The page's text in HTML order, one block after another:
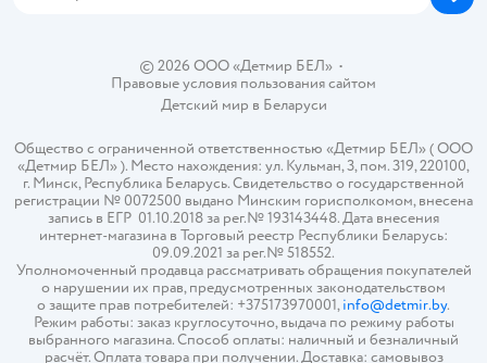
© 2026 ООО «Детмир БЕЛ»•
Правовые условия пользования сайтом
Детский мир в Беларуси
Общество с ограниченной ответственностью «Детмир БЕЛ» ( ООО
«Детмир БЕЛ» ). Место нахождения: ул. Кульман, 3, пом. 319, 220100,
г. Минск, Республика Беларусь. Свидетельство о государственной
регистрации № 0072500 выдано Минским горисполкомом, внесена
запись в ЕГР 01.10.2018 за рег.№ 193143448. Дата внесения
интернет-магазина в Торговый реестр Республики Беларусь:
09.09.2021 за рег.№ 518552.
Уполномоченный продавца рассматривать обращения покупателей
о нарушении их прав, предусмотренных законодательством
о защите прав потребителей: +375173970001,info@detmir.by.
Режим работы: заказ круглосуточно, выдача по режиму работы
выбранного магазина. Способ оплаты: наличный и безналичный
расчёт. Оплата товара при получении. Доставка: самовывоз